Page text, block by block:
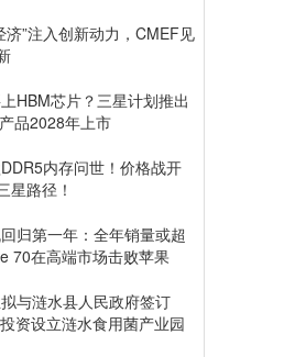
济”注入创新动力，CMEF见
HBM芯片？三星计划推出
品2028年上市
内存问世！价格战开
星路径！
归第一年：全年销量或超
70在高端市场击败苹果
与涟水县人民政府签订
资设立涟水食用菌产业园